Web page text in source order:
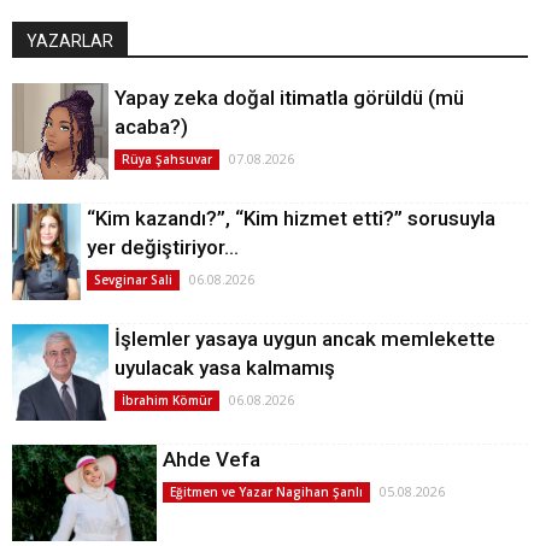
YAZARLAR
Yapay zeka doğal itimatla görüldü (mü
acaba?)
Rüya Şahsuvar 07.08.2026
“Kim kazandı?”, “Kim hizmet etti?” sorusuyla
yer değiştiriyor…
Sevginar Sali 06.08.2026
İşlemler yasaya uygun ancak memlekette
uyulacak yasa kalmamış
İbrahim Kömür 06.08.2026
Ahde Vefa
Eğitmen ve Yazar Nagihan Şanlı 05.08.2026